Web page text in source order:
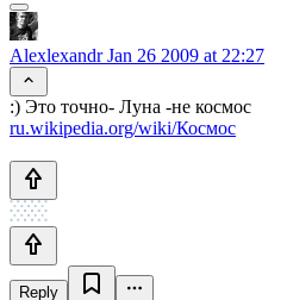
AlexlexandrJan 26 2009 at 22:27
:) Это точно- Луна -не космос
ru.wikipedia.org/wiki/Космос
Reply